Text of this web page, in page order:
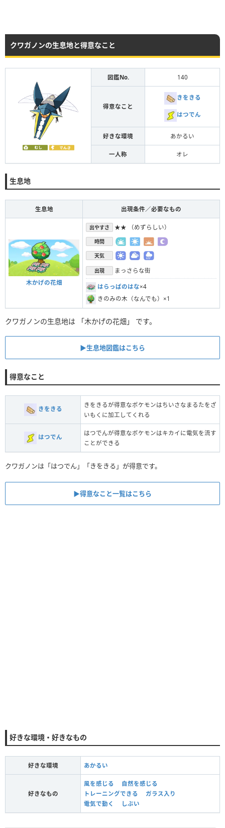
クワガノンの生息地と得意なこと
図鑑No. 140
得意なこと
きをきる
はつでん
好きな環境 あかるい
一人称 オレ
生息地
生息地 出現条件／必要なもの
木かげの花畑
出やすさ ★★ （めずらしい）
時間
天気
出現 まっさらな街
はらっぱのはな×4
きのみの木（なんでも）×1
クワガノンの生息地は 「木かげの花畑」 です。
▶︎生息地図鑑はこちら
得意なこと
きをきる
きをきるが得意なポケモンはちいさなまるたをざ
いもくに加工してくれる
はつでん
はつでんが得意なポケモンはキカイに電気を流す
ことができる
クワガノンは「はつでん」「きをきる」が得意です。
▶︎得意なこと一覧はこちら
好きな環境・好きなもの
好きな環境 あかるい
好きなもの
風を感じる
自然を感じる
トレーニングできる
ガラス入り
電気で動く
しぶい